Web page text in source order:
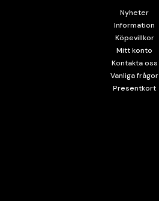
Nyheter
Information
Köpevillkor
Mitt konto
Kontakta oss
Vanliga frågor
Presentkort